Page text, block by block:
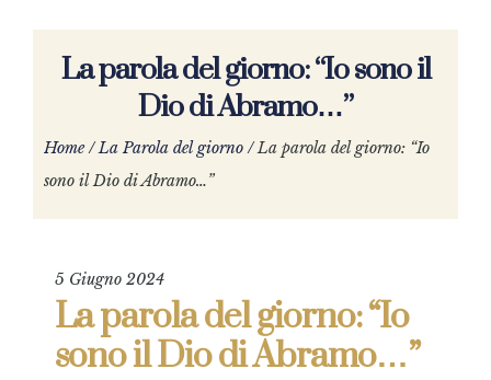
La parola del giorno: “Io sono il
Dio di Abramo…”
Home /La Parola del giorno /La parola del giorno: “Io
sono il Dio di Abramo…”
5 Giugno 2024
La parola del giorno: “Io
sono il Dio di Abramo…”